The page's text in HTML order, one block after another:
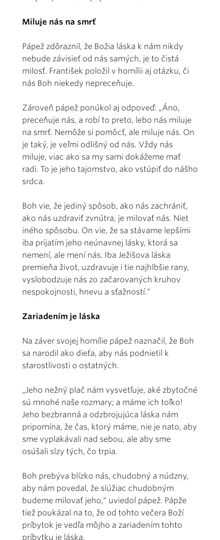
Miluje nás na smrť
Pápež zdôraznil, že Božia láska k nám nikdy
nebude závisieť od nás samých, je to čistá
milosť. František položil v homílii aj otázku, či
nás Boh niekedy nepreceňuje.
Zároveň pápež ponúkol aj odpoveď: „Áno,
preceňuje nás, a robí to preto, lebo nás miluje
na smrť. Nemôže si pomôcť, ale miluje nás. On
je taký, je veľmi odlišný od nás. Vždy nás
miluje, viac ako sa my sami dokážeme mať
radi. To je jeho tajomstvo, ako vstúpiť do nášho
srdca.
Boh vie, že jediný spôsob, ako nás zachrániť,
ako nás uzdraviť zvnútra, je milovať nás. Niet
iného spôsobu. On vie, že sa stávame lepšími
iba prijatím jeho neúnavnej lásky, ktorá sa
nemení, ale mení nás. Iba Ježišova láska
premieňa život, uzdravuje i tie najhlbšie rany,
vyslobodzuje nás zo začarovaných kruhov
nespokojnosti, hnevu a sťažností.“
Zariadením je láska
Na záver svojej homílie pápež naznačil, že Boh
sa narodil ako dieťa, aby nás podnietil k
starostlivosti o ostatných.
„Jeho nežný plač nám vysvetľuje, aké zbytočné
sú mnohé naše rozmary; a máme ich toľko!
Jeho bezbranná a odzbrojujúca láska nám
pripomína, že čas, ktorý máme, nie je nato, aby
sme vyplakávali nad sebou, ale aby sme
osúšali slzy tých, čo trpia.
Boh prebýva blízko nás, chudobný a núdzny,
aby nám povedal, že slúžiac chudobným
budeme milovať jeho,“ uviedol pápež. Pápže
tiež poukázal na to, že od tohto večera Boží
príbytok je vedľa môjho a zariadením tohto
príbytku je láska.